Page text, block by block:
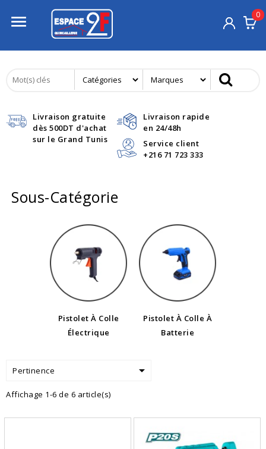
 0
Livraison gratuite
dès 500DT d'achat
sur le Grand Tunis
Livraison rapide
en 24/48h
Service client
+216 71 723 333
Sous-Catégorie
Pistolet À Colle
Électrique
Pistolet À Colle À
Batterie
Pertinence 
Affichage 1-6 de 6 article(s)